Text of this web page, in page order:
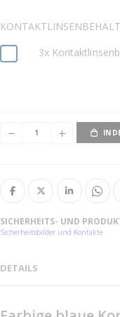
3x
IN
SICHERHEITS- UND
Sicherheitsbilder und Kontakte
DETAILS